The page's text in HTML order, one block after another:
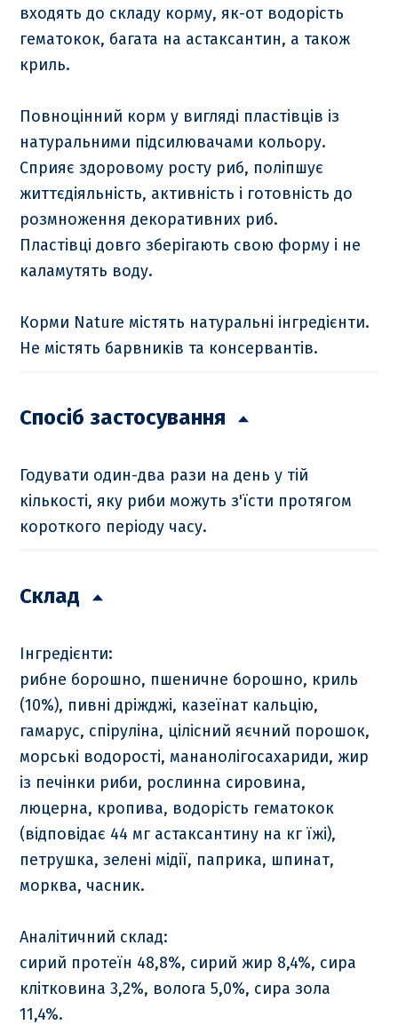
входять до складу корму, як-от водорість
гематокок, багата на астаксантин, а також
криль.
Повноцінний корм у вигляді пластівців із
натуральними підсилювачами кольору.
Сприяє здоровому росту риб, поліпшує
життєдіяльність, активність і готовність до
розмноження декоративних риб.
Пластівці довго зберігають свою форму і не
каламутять воду.
Корми Nature містять натуральні інгредієнти.
Не містять барвників та консервантів.
Спосіб застосування
Годувати один-два рази на день у тій
кількості, яку риби можуть з'їсти протягом
короткого періоду часу.
Склад
Інгредієнти:
рибне борошно, пшеничне борошно, криль
(10%), пивні дріжджі, казеїнат кальцію,
гамарус, спіруліна, цілісний яєчний порошок,
морські водорості, мананолігосахариди, жир
із печінки риби, рослинна сировина,
люцерна, кропива, водорість гематокок
(відповідає 44 мг астаксантину на кг їжі),
петрушка, зелені мідії, паприка, шпинат,
морква, часник.
Аналітичний склад:
сирий протеїн 48,8%, сирий жир 8,4%, сира
клітковина 3,2%, волога 5,0%, сира зола
11,4%.